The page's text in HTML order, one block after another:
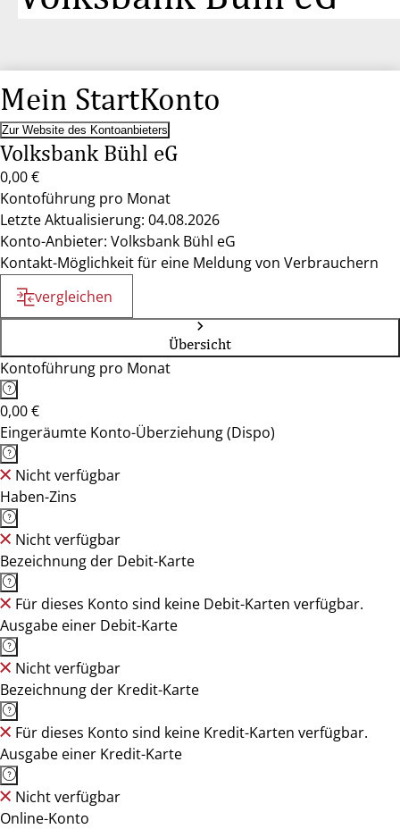
Mein StartKonto
Zur Website des Kontoanbieters
Volksbank Bühl eG
0,00 €
Kontoführung pro Monat
Letzte Aktualisierung: 04.08.2026
Konto-Anbieter: Volksbank Bühl eG
Kontakt-Möglichkeit für eine Meldung von Verbrauchern
vergleichen
Übersicht
Kontoführung pro Monat
0,00 €
Eingeräumte Konto-Überziehung (Dispo)
Nicht verfügbar
Haben-Zins
Nicht verfügbar
Bezeichnung der Debit-Karte
Für dieses Konto sind keine Debit-Karten verfügbar.
Ausgabe einer Debit-Karte
Nicht verfügbar
Bezeichnung der Kredit-Karte
Für dieses Konto sind keine Kredit-Karten verfügbar.
Ausgabe einer Kredit-Karte
Nicht verfügbar
Online-Konto